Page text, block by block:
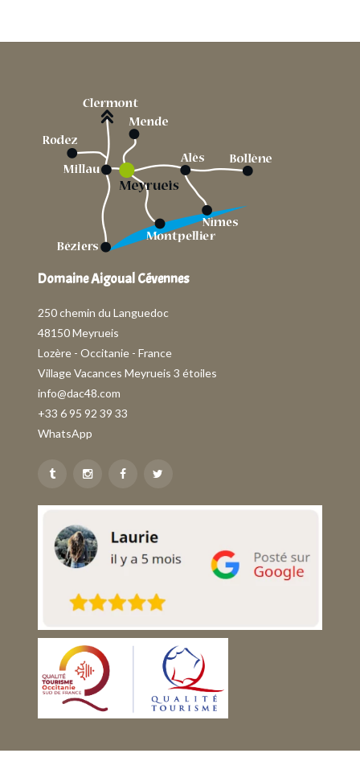
Domaine Aigoual Cévennes
250 chemin du Languedoc
48150 Meyrueis
Lozère - Occitanie - France
Village Vacances Meyrueis 3 étoiles
info@dac48.com
+33 6 95 92 39 33
WhatsApp